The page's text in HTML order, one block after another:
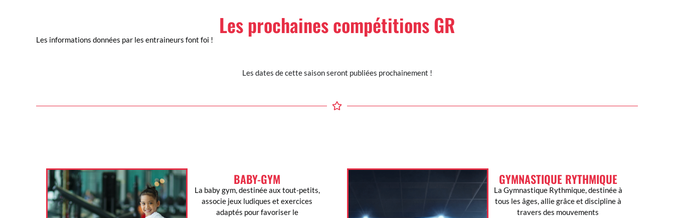
Les prochaines compétitions GR
Les informations données par les entraineurs font foi !
Les dates de cette saison seront publiées prochainement !
BABY-GYM​
La baby gym, destinée aux tout-petits,
associe jeux ludiques et exercices
adaptés pour favoriser le
GYMNASTIQUE RYTHMIQUE
La Gymnastique Rythmique, destinée à
tous les âges, allie grâce et discipline à
travers des mouvements